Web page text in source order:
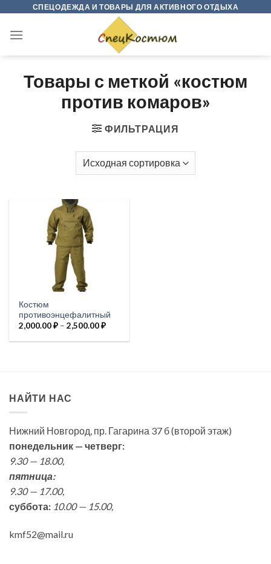
content
СПЕЦОДЕЖДА И ТОВАРЫ ДЛЯ АКТИВНОГО ОТДЫХА
Товары с меткой «костюм
против комаров»
ФИЛЬТРАЦИЯ
Костюм
противоэнцефалитный
2,000.00₽ – 2,500.00₽Диапазон
2,000.00 ₽
НАЙТИ НАС
Нижний Новгород, пр. Гагарина 37 б (второй этаж)
понедельник — четверг:
9.30 — 18.00,
пятница:
9.30 — 17.00,
суббота: 10.00 — 15.00,
kmf52@mail.ru